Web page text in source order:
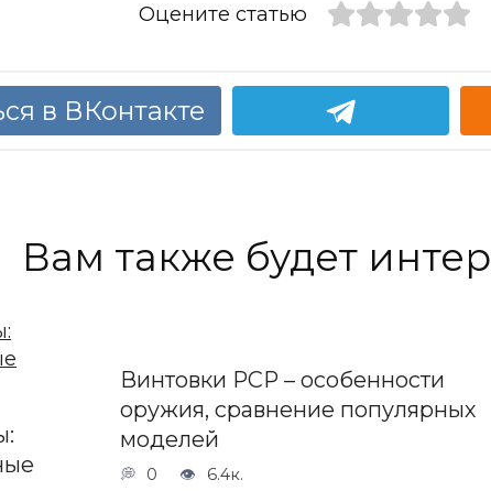
Оцените статью
в ВКонтакте
Вам также будет
Винтовки РСР – особенности
оружия, сравнение популярных
моделей
0 6.4к.